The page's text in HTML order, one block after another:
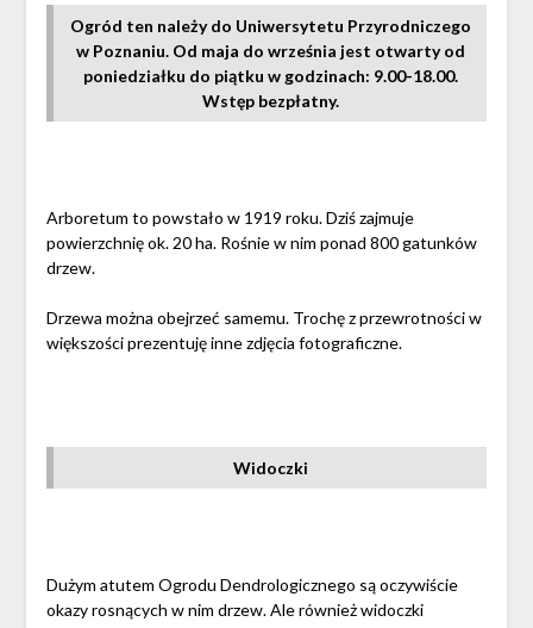
Ogród ten należy do Uniwersytetu Przyrodniczego
w Poznaniu. Od maja do września jest otwarty od
poniedziałku do piątku w godzinach: 9.00-18.00.
Wstęp bezpłatny.
Arboretum to powstało w 1919 roku. Dziś zajmuje
powierzchnię ok. 20 ha. Rośnie w nim ponad 800 gatunków
drzew.
Drzewa można obejrzeć samemu. Trochę z przewrotności w
większości prezentuję inne zdjęcia fotograficzne.
Widoczki
Dużym atutem Ogrodu Dendrologicznego są oczywiście
okazy rosnących w nim drzew. Ale również widoczki